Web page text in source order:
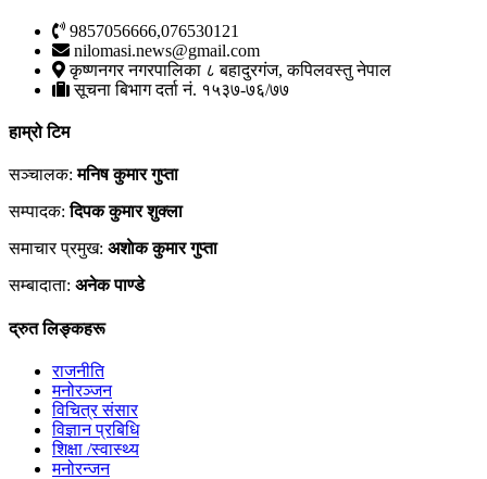
9857056666,076530121
nilomasi.news@gmail.com
कृष्णनगर नगरपालिका ८ बहादुरगंज, कपिलवस्तु नेपाल
सूचना बिभाग दर्ता नं. १५३७-७६/७७
हाम्रो टिम
सञ्चालक:मनिष कुमार गुप्ता
सम्पादक:दिपक कुमार शुक्ला
समाचार प्रमुख: अशाेक कुमार गुप्ता
सम्बादाता: अनेक पाण्डे
द्रुत लिङ्कहरू
राजनीति
मनोरञ्जन
विचित्र संसार
विज्ञान प्रबिधि
शिक्षा /स्वास्थ्य
मनोरन्जन